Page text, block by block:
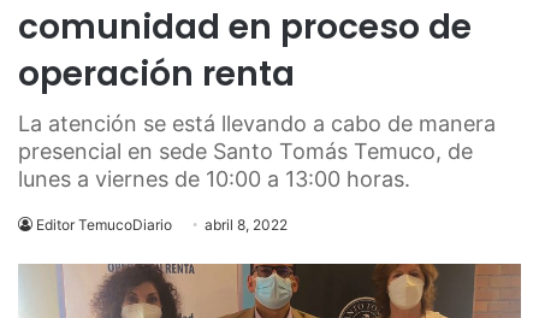
comunidad en proceso de
operación renta
La atención se está llevando a cabo de manera
presencial en sede Santo Tomás Temuco, de
lunes a viernes de 10:00 a 13:00 horas.
Editor TemucoDiario abril 8, 2022